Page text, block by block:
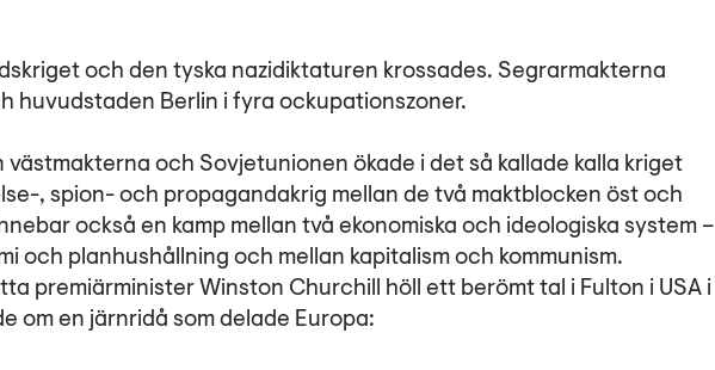
och den tyska nazidiktaturen krossades. Segrarmakterna
huvudstaden Berlin i fyra ockupationszoner.
och Sovjetunionen ökade i det så kallade kalla kriget
­, spion-­ och propagandakrig mellan de två maktblocken öst och
också en kamp mellan två ekonomiska och ideologiska system –
och planhushållning och mellan kapitalism och kommunism.
premiärminister Winston Churchill höll ett berömt tal i Fulton i USA i
om en järnridå som delade Europa: